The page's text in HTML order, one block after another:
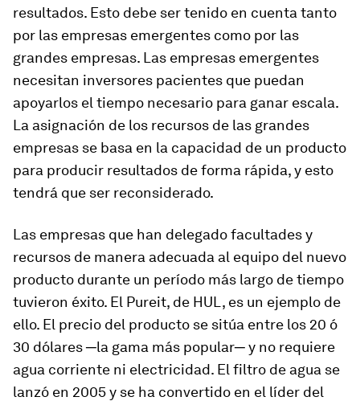
resultados. Esto debe ser tenido en cuenta tanto
por las empresas emergentes como por las
grandes empresas. Las empresas emergentes
necesitan inversores pacientes que puedan
apoyarlos el tiempo necesario para ganar escala.
La asignación de los recursos de las grandes
empresas se basa en la capacidad de un producto
para producir resultados de forma rápida, y esto
tendrá que ser reconsiderado.
Las empresas que han delegado facultades y
recursos de manera adecuada al equipo del nuevo
producto durante un período más largo de tiempo
tuvieron éxito. El Pureit, de HUL, es un ejemplo de
ello. El precio del producto se sitúa entre los 20 ó
30 dólares ─la gama más popular─ y no requiere
agua corriente ni electricidad. El filtro de agua se
lanzó en 2005 y se ha convertido en el líder del